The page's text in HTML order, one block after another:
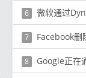
6 微软通过
7 Facebook删
8 Google正在通